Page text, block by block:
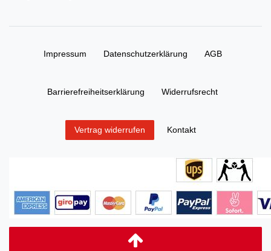
Impressum Daten­schutz­erklärung AGB
Barrierefreiheitserklärung Widerrufs­recht
Vertrag widerrufen Kontakt